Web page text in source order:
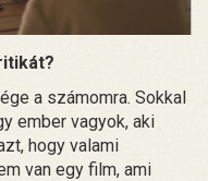
a számomra. Sokkal
ember vagyok, aki
hogy valami
van egy film, ami